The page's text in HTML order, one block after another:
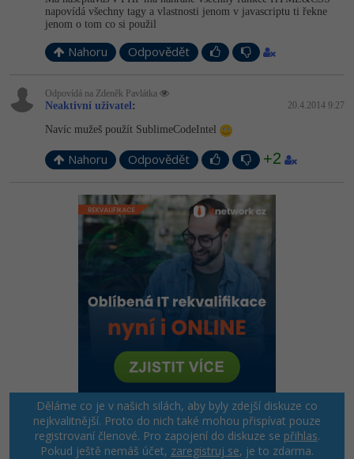
napovídá všechny tagy a vlastnosti jenom v javascriptu ti řekne
jenom o tom co si použil
Nahoru Odpovědět
Odpovídá na Zdeněk Pavlátka
Neaktivní uživatel : 20.4.2014 9:27
Navíc mužeš použít SublimeCodeIntel
Nahoru Odpovědět +2
Děláme co je v našich silách, aby byly zdejší diskuze co
nejkvalitnější. Proto do nich také mohou přispívat pouze
registrovaní členové. Pro zapojení do diskuze se přihlas.
Pokud ještě nemáš účet, zaregistruj se, je to zdarma.